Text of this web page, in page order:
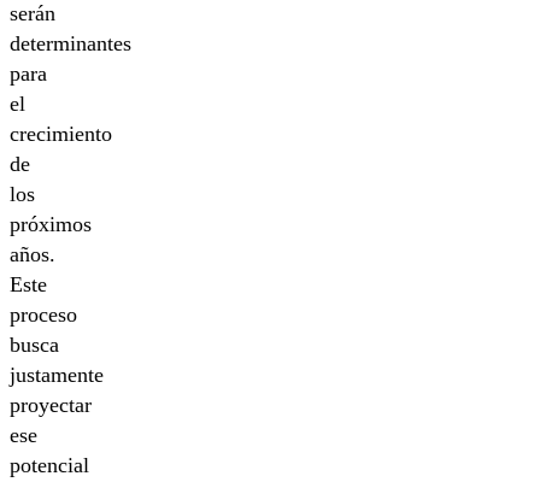
serán
determinantes
para
el
crecimiento
de
los
próximos
años.
Este
proceso
busca
justamente
proyectar
ese
potencial